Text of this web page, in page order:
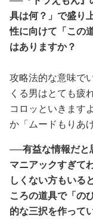
具は何？」で盛り
性に向けて「この
はありますか？
攻略法的な意味で
くる男はとても疲
コロッといきます
か「ムードもりあ
──有益な情報だと
マニアックすぎて
しくない方もいる
ころの道具で「の
的な三択を作って